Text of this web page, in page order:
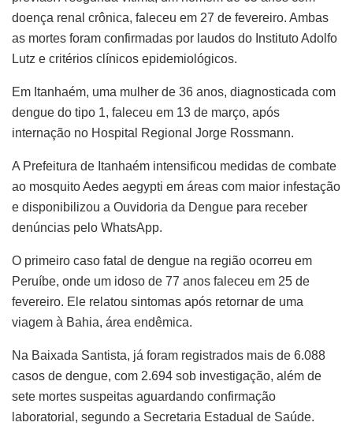
doença renal crônica, faleceu em 27 de fevereiro. Ambas
as mortes foram confirmadas por laudos do Instituto Adolfo
Lutz e critérios clínicos epidemiológicos.
Em Itanhaém, uma mulher de 36 anos, diagnosticada com
dengue do tipo 1, faleceu em 13 de março, após
internação no Hospital Regional Jorge Rossmann.
A Prefeitura de Itanhaém intensificou medidas de combate
ao mosquito Aedes aegypti em áreas com maior infestação
e disponibilizou a Ouvidoria da Dengue para receber
denúncias pelo WhatsApp.
O primeiro caso fatal de dengue na região ocorreu em
Peruíbe, onde um idoso de 77 anos faleceu em 25 de
fevereiro. Ele relatou sintomas após retornar de uma
viagem à Bahia, área endêmica.
Na Baixada Santista, já foram registrados mais de 6.088
casos de dengue, com 2.694 sob investigação, além de
sete mortes suspeitas aguardando confirmação
laboratorial, segundo a Secretaria Estadual de Saúde.